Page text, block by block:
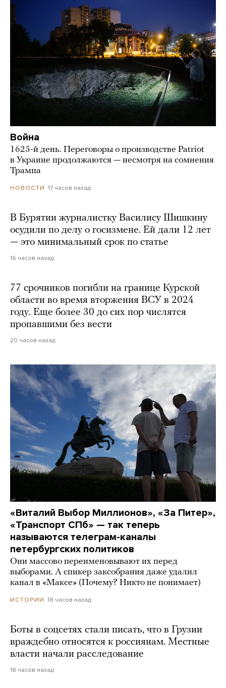
Война
1625-й день. Переговоры о производстве Patriot
в Украине продолжаются — несмотря на сомнения
Трампа
НОВОСТИ 17 часов назад
В Бурятии журналистку Василису Шишкину
осудили по делу о госизмене. Ей дали 12 лет
— это минимальный срок по статье
16 часов назад
77 срочников погибли на границе Курской
области во время вторжения ВСУ в 2024
году. Еще более 30 до сих пор числятся
пропавшими без вести
20 часов назад
«Виталий Выбор Миллионов», «За Питер»,
«Транспорт СПб» — так теперь
называются телеграм-каналы
петербургских политиков
Они массово переименовывают их перед
выборами. А спикер заксобрания даже удалил
канал в «Максе» (Почему? Никто не понимает)
ИСТОРИИ 18 часов назад
Боты в соцсетях стали писать, что в Грузии
враждебно относятся к россиянам. Местные
власти начали расследование
18 часов назад